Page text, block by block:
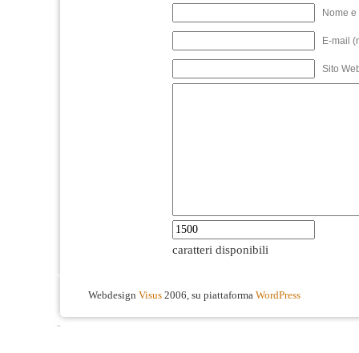
Nome
E-mail
Sito
caratteri disponibili
Webdesign Visus 2006, su piattaforma WordPress